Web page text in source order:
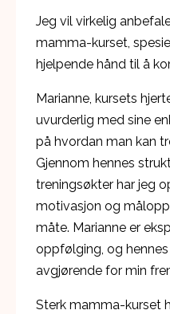
Jeg vil virkelig
mamma-kurset,
hjelpende hånd til å
Marianne, kursets
uvurderlig med sine
på hvordan man kan
Gjennom hennes
treningsøkter har jeg
motivasjon og
måte. Marianne er
oppfølging, og
avgjørende for min
Sterk mamma-kurset